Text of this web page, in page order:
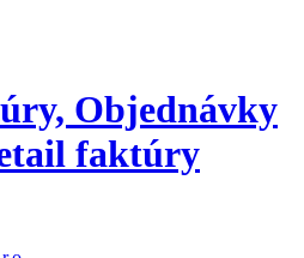
Objednávky
faktúry